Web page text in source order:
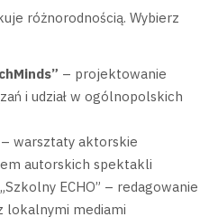
różnorodnością. Wybierz
– projektowanie
i udział w ogólnopolskich
warsztaty aktorskie
autorskich spektakli
ECHO” – redagowanie
lokalnymi mediami